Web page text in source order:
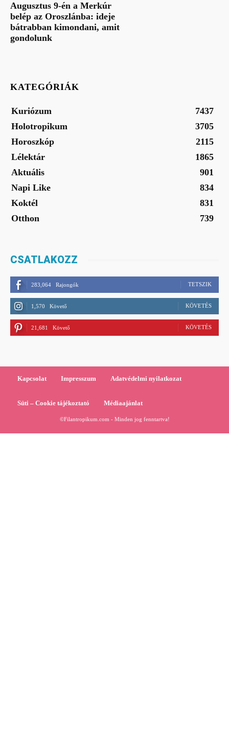
Augusztus 9-én a Merkúr
belép az Oroszlánba: ideje
bátrabban kimondani, amit
gondolunk
KATEGÓRIÁK
Kuriózum
7437
Holotropikum
3705
Horoszkóp
2115
Lélektár
1865
Aktuális
901
Napi Like
834
Koktél
831
Otthon
739
CSATLAKOZZ
283,064 Rajongók TETSZIK
1,570 Követő KÖVETÉS
21,681 Követő KÖVETÉS
Kapcsolat Impresszum Adatvédelmi nyilatkozat
Süti – Cookie tájékoztató Médiaajánlat
©Filantropikum.com - Minden jog fenntartva!